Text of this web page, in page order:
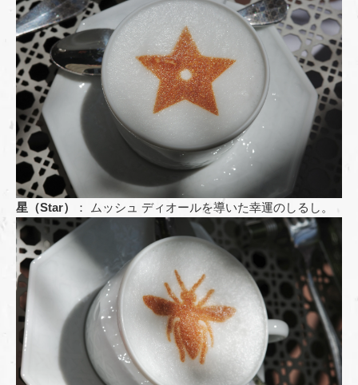
星（Star） ： ムッシュ ディオールを導いた幸運のしるし。